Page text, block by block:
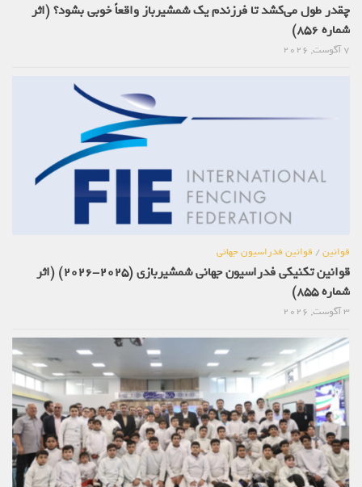
چقدر طول می‌کشد تا فرزندم یک شمشیرباز واقعاً خوبی بشود؟ (اثر
شماره 856)
قوانین/قوانین فدراسیون جهانی
قوانین تکنیکی فدراسیون جهانی شمشیربازی (2025-2026) (اثر
شماره 855)